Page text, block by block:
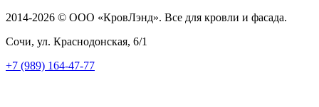
2014-2026 © ООО «КровЛэнд». Все для кровли и фасада.
Сочи, ул. Краснодонская, 6/1
+7 (989) 164-47-77